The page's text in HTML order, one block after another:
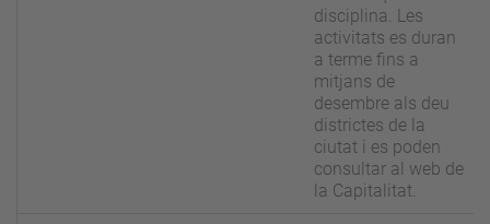
disciplina. Les
activitats es duran
a terme fins a
mitjans de
desembre als deu
districtes de la
ciutat i es poden
consultar al web de
la Capitalitat.